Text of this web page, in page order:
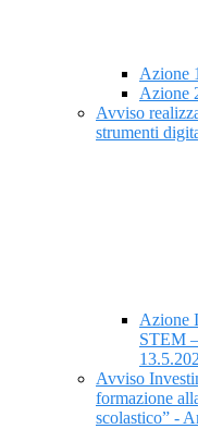
Azione
Azione
Avviso
strumenti
Azione
STEM
Avviso
formazione
scolastico” -